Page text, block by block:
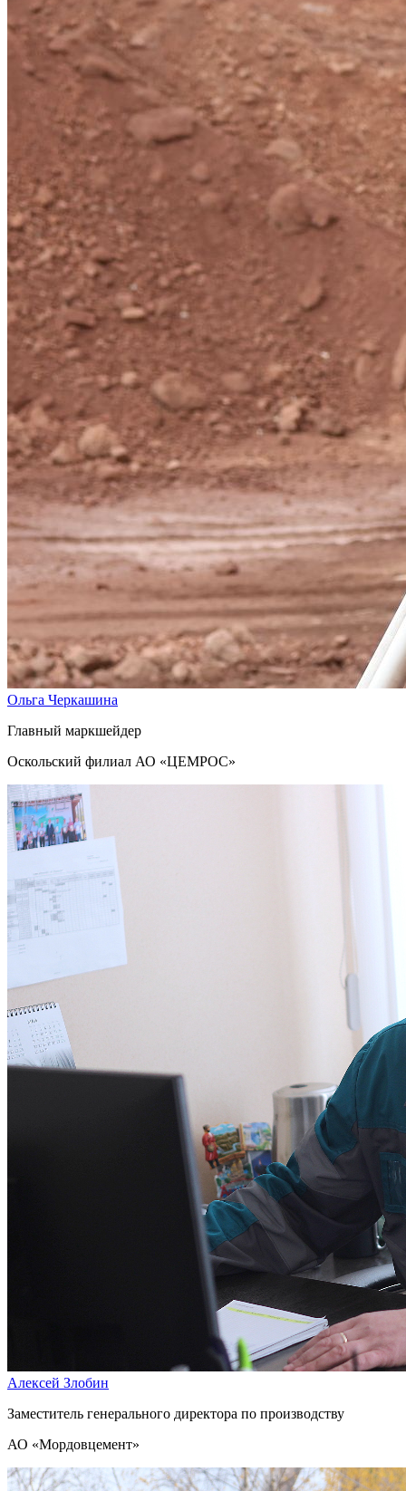
Ольга Черкашина
Главный маркшейдер
Оскольский филиал АО «ЦЕМРОС»
Алексей Злобин
Заместитель генерального директора по производству
АО «Мордовцемент»